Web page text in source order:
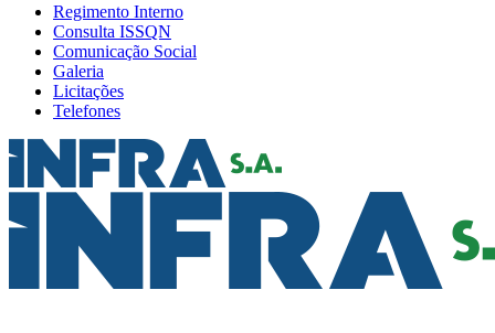
Regimento Interno
Consulta ISSQN
Comunicação Social
Galeria
Licitações
Telefones